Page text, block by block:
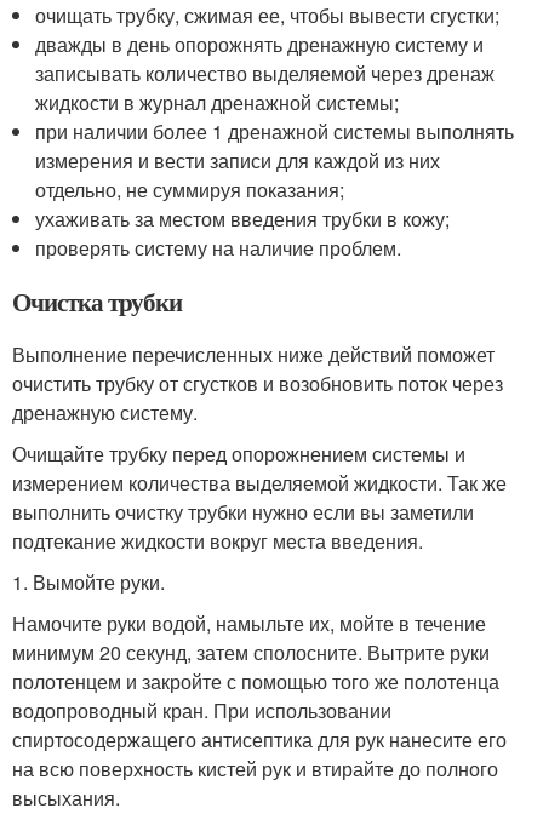
очищать трубку, сжимая ее, чтобы вывести сгустки;
дважды в день опорожнять дренажную систему и
записывать количество выделяемой через дренаж
жидкости в журнал дренажной системы;
при наличии более 1 дренажной системы выполнять
измерения и вести записи для каждой из них
отдельно, не суммируя показания;
ухаживать за местом введения трубки в кожу;
проверять систему на наличие проблем.
Очистка трубки
Выполнение перечисленных ниже действий поможет
очистить трубку от сгустков и возобновить поток через
дренажную систему.
Очищайте трубку перед опорожнением системы и
измерением количества выделяемой жидкости. Так же
выполнить очистку трубки нужно если вы заметили
подтекание жидкости вокруг места введения.
1. Вымойте руки.
Намочите руки водой, намыльте их, мойте в течение
минимум 20 секунд, затем сполосните. Вытрите руки
полотенцем и закройте с помощью того же полотенца
водопроводный кран. При использовании
спиртосодержащего антисептика для рук нанесите его
на всю поверхность кистей рук и втирайте до полного
высыхания.